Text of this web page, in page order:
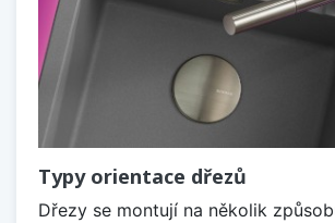
Typy orientace dřezů
Dřezy se montují na několik